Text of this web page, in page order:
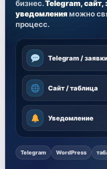
бизнес.Telegram, сайт,
уведомления можно
процесс.
Telegram /
Сайт / таблица
Уведомление
Telegram WordPress